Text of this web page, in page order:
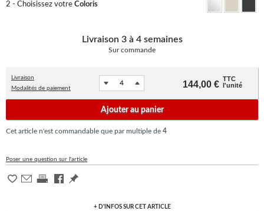
2 - Choisissez votre Coloris
Livraison 3 à 4 semaines
Sur commande
Livraison
Modalités de paiement
144,00 €
TTC
l'unité
Ajouter au panier
Cet article n'est commandable que par multiple de 4
Poser une question sur l'article
+ D'INFOS SUR CET ARTICLE